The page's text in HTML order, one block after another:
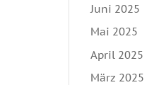
Juni 2025
Mai 2025
April 2025
März 2025